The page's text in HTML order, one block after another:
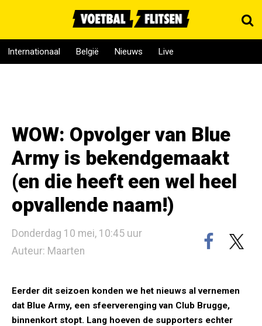
Internationaal België Nieuws Live
WOW: Opvolger van Blue
Army is bekendgemaakt
(en die heeft een wel heel
opvallende naam!)
Donderdag 10 mei, 10:45 uur
Auteur: Maarten
Eerder dit seizoen konden we het nieuws al vernemen
dat Blue Army, een sfeerverenging van Club Brugge,
binnenkort stopt. Lang hoeven de supporters echter